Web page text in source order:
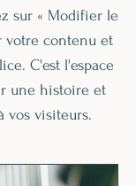
sur « Modifier le
votre contenu et
C'est l'espace
une histoire et
vos visiteurs.